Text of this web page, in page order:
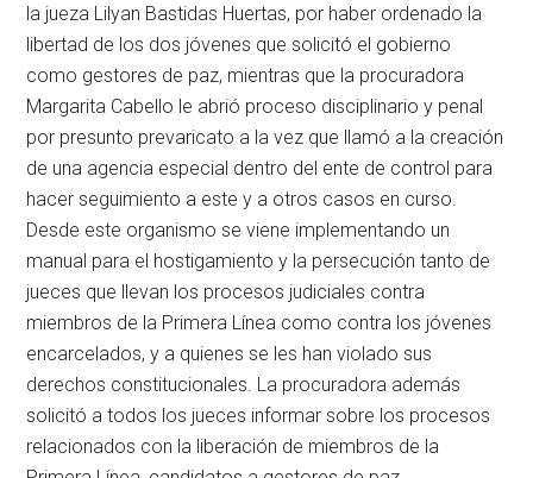
la jueza Lilyan Bastidas Huertas, por haber ordenado la
libertad de los dos jóvenes que solicitó el gobierno
como gestores de paz, mientras que la procuradora
Margarita Cabello le abrió proceso disciplinario y penal
por presunto prevaricato a la vez que llamó a la creación
de una agencia especial dentro del ente de control para
hacer seguimiento a este y a otros casos en curso.
Desde este organismo se viene implementando un
manual para el hostigamiento y la persecución tanto de
jueces que llevan los procesos judiciales contra
miembros de la Primera Línea como contra los jóvenes
encarcelados, y a quienes se les han violado sus
derechos constitucionales. La procuradora además
solicitó a todos los jueces informar sobre los procesos
relacionados con la liberación de miembros de la